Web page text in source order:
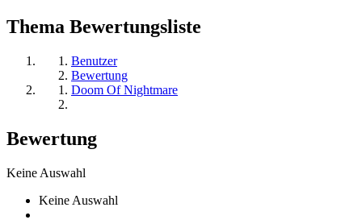
Thema Bewertungsliste
Benutzer
Bewertung
Doom Of Nightmare
Bewertung
Keine Auswahl
Keine Auswahl